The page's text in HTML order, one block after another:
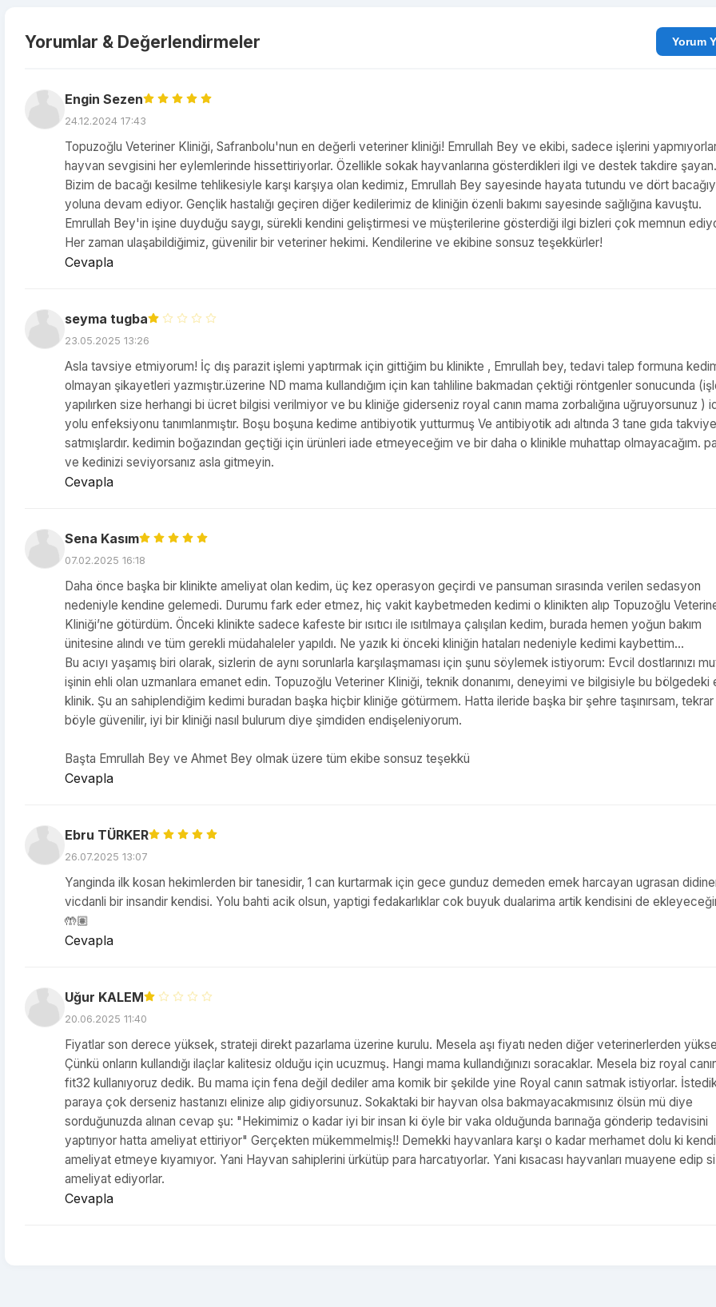
Yorumlar & Değerlendirmeler
Engin Sezen
24.12.2024 17:43
Topuzoğlu Veteriner Kliniği, Safranbolu'nun en değerli veteriner kliniği! Emrullah Bey ve ekibi, sadece işlerini
hayvan sevgisini her eylemlerinde hissettiriyorlar. Özellikle sokak hayvanlarına gösterdikleri ilgi ve destek takdire şayan.
Bizim de bacağı kesilme tehlikesiyle karşı karşıya olan kedimiz, Emrullah Bey sayesinde hayata tutundu ve dört
yoluna devam ediyor. Gençlik hastalığı geçiren diğer kedilerimiz de kliniğin özenli bakımı sayesinde sağlığına kavuştu.
Emrullah Bey'in işine duyduğu saygı, sürekli kendini geliştirmesi ve müşterilerine gösterdiği ilgi bizleri çok memnun
Her zaman ulaşabildiğimiz, güvenilir bir veteriner hekimi. Kendilerine ve ekibine sonsuz teşekkürler!
Cevapla
seyma tugba
23.05.2025 13:26
Asla tavsiye etmiyorum! İç dış parazit işlemi yaptırmak için gittiğim bu klinikte , Emrullah bey, tedavi talep formuna
olmayan şikayetleri yazmıştır.üzerine ND mama kullandığım için kan tahliline bakmadan çektiği röntgenler sonucunda
yapılırken size herhangi bi ücret bilgisi verilmiyor ve bu kliniğe giderseniz royal canın mama zorbalığına uğruyorsunuz )
yolu enfeksiyonu tanımlanmıştır. Boşu boşuna kedime antibiyotik yutturmuş Ve antibiyotik adı altında 3 tane gıda
satmışlardır. kedimin boğazından geçtiği için ürünleri iade etmeyeceğim ve bir daha o klinikle muhattap olmayacağım.
ve kedinizi seviyorsanız asla gitmeyin.
Cevapla
Sena Kasım
07.02.2025 16:18
Daha önce başka bir klinikte ameliyat olan kedim, üç kez operasyon geçirdi ve pansuman sırasında verilen sedasyon
nedeniyle kendine gelemedi. Durumu fark eder etmez, hiç vakit kaybetmeden kedimi o klinikten alıp Topuzoğlu
Kliniği’ne götürdüm. Önceki klinikte sadece kafeste bir ısıtıcı ile ısıtılmaya çalışılan kedim, burada hemen yoğun bakım
ünitesine alındı ve tüm gerekli müdahaleler yapıldı. Ne yazık ki önceki kliniğin hataları nedeniyle kedimi kaybettim…
Bu acıyı yaşamış biri olarak, sizlerin de aynı sorunlarla karşılaşmaması için şunu söylemek istiyorum: Evcil dostlarınızı
işinin ehli olan uzmanlara emanet edin. Topuzoğlu Veteriner Kliniği, teknik donanımı, deneyimi ve bilgisiyle bu bölgedeki
klinik. Şu an sahiplendiğim kedimi buradan başka hiçbir kliniğe götürmem. Hatta ileride başka bir şehre taşınırsam, tekrar
böyle güvenilir, iyi bir kliniği nasıl bulurum diye şimdiden endişeleniyorum.
Başta Emrullah Bey ve Ahmet Bey olmak üzere tüm ekibe sonsuz teşekkü
Cevapla
Ebru TÜRKER
26.07.2025 13:07
Yanginda ilk kosan hekimlerden bir tanesidir, 1 can kurtarmak için gece gunduz demeden emek harcayan ugrasan
vicdanli bir insandir kendisi. Yolu bahti acik olsun, yaptigi fedakarlıklar cok buyuk dualarima artik kendisini de
🤲🏽
Cevapla
Uğur KALEM
20.06.2025 11:40
Fiyatlar son derece yüksek, strateji direkt pazarlama üzerine kurulu. Mesela aşı fiyatı neden diğer veterinerlerden
Çünkü onların kullandığı ilaçlar kalitesiz olduğu için ucuzmuş. Hangi mama kullandığınızı soracaklar. Mesela biz royal
fit32 kullanıyoruz dedik. Bu mama için fena değil dediler ama komik bir şekilde yine Royal canın satmak istiyorlar.
paraya çok derseniz hastanızı elinize alıp gidiyorsunuz. Sokaktaki bir hayvan olsa bakmayacakmısınız ölsün mü diye
sorduğunuzda alınan cevap şu: "Hekimimiz o kadar iyi bir insan ki öyle bir vaka olduğunda barınağa gönderip tedavisini
yaptırıyor hatta ameliyat ettiriyor" Gerçekten mükemmelmiş!! Demekki hayvanlara karşı o kadar merhamet dolu ki
ameliyat etmeye kıyamıyor. Yani Hayvan sahiplerini ürkütüp para harcatıyorlar. Yani kısacası hayvanları muayene edip
ameliyat ediyorlar.
Cevapla